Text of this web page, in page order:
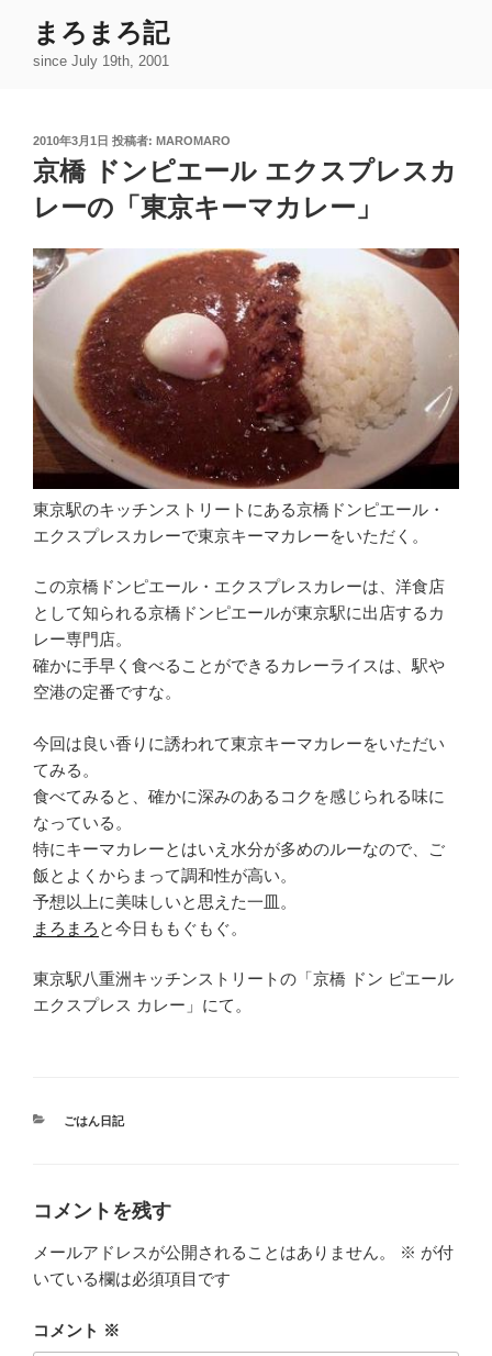
まろまろ記
since July 19th, 2001
投
稿
日:
2010年3月1日 投稿者: MAROMARO
京橋 ドンピエール エクスプレスカ
レーの「東京キーマカレー」
東京駅のキッチンストリートにある京橋ドンピエール・
エクスプレスカレーで東京キーマカレーをいただく。
この京橋ドンピエール・エクスプレスカレーは、洋食店
として知られる京橋ドンピエールが東京駅に出店するカ
レー専門店。
確かに手早く食べることができるカレーライスは、駅や
空港の定番ですな。
今回は良い香りに誘われて東京キーマカレーをいただい
てみる。
食べてみると、確かに深みのあるコクを感じられる味に
なっている。
特にキーマカレーとはいえ水分が多めのルーなので、ご
飯とよくからまって調和性が高い。
予想以上に美味しいと思えた一皿。
まろまろ と今日ももぐもぐ。
東京駅八重洲キッチンストリートの「京橋 ドン ピエール
エクスプレス カレー」にて。
カ
ごはん日記
コメントを残す
メールアドレスが公開されることはありません。 ※ が付
いている欄は必須項目です
コメント ※